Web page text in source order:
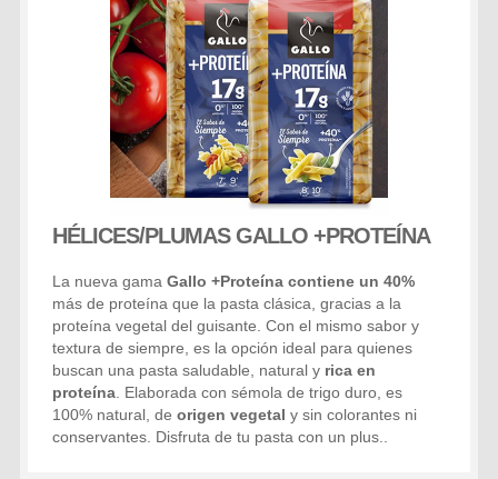
HÉLICES/PLUMAS GALLO +PROTEÍNA
La nueva gamaGallo +Proteína contiene un 40%
más de proteína que la pasta clásica, gracias a la
proteína vegetal del guisante. Con el mismo sabor y
textura de siempre, es la opción ideal para quienes
buscan una pasta saludable, natural y rica en
proteína . Elaborada con sémola de trigo duro, es
100% natural, de origen vegetal y sin colorantes ni
conservantes. Disfruta de tu pasta con un plus.